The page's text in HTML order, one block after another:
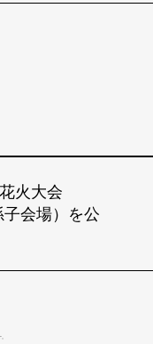
火大会
会場）を公